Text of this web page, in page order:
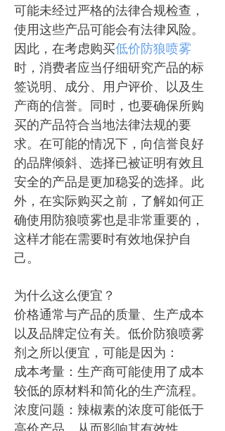
可能未经过严格的法律合规检查，
使用这些产品可能会有法律风险。
因此，在考虑购买低价防狼喷雾
时，消费者应当仔细研究产品的标
签说明、成分、用户评价、以及生
产商的信誉。同时，也要确保所购
买的产品符合当地法律法规的要
求。在可能的情况下，向信誉良好
的品牌倾斜、选择已被证明有效且
安全的产品是更加稳妥的选择。此
外，在实际购买之前，了解如何正
确使用防狼喷雾也是非常重要的，
这样才能在需要时有效地保护自
己。
为什么这么便宜？
价格通常与产品的质量、生产成本
以及品牌定位有关。低价防狼喷雾
剂之所以便宜，可能是因为：
成本考量：生产商可能使用了成本
较低的原材料和简化的生产流程。
浓度问题：辣椒素的浓度可能低于